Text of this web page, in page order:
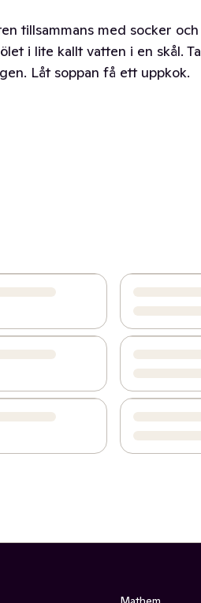
tillsammans med socker och
i lite kallt vatten i en skål. Ta
Låt soppan få ett uppkok.